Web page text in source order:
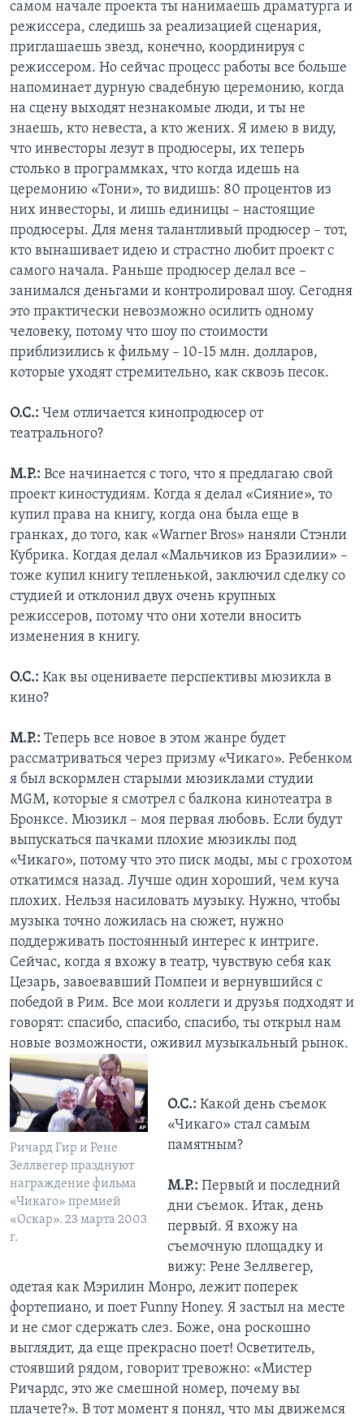
самом начале проекта ты нанимаешь драматурга и
режиссера, следишь за реализацией сценария,
приглашаешь звезд, конечно, координируя с
режиссером. Но сейчас процесс работы все больше
напоминает дурную свадебную церемонию, когда
на сцену выходят незнакомые люди, и ты не
знаешь, кто невеста, а кто жених. Я имею в виду,
что инвесторы лезут в продюсеры, их теперь
столько в программках, что когда идешь на
церемонию «Тони», то видишь: 80 процентов из
них инвесторы, и лишь единицы – настоящие
продюсеры. Для меня талантливый продюсер – тот,
кто вынашивает идею и страстно любит проект с
самого начала. Раньше продюсер делал все –
занимался деньгами и контролировал шоу. Сегодня
это практически невозможно осилить одному
человеку, потому что шоу по стоимости
приблизились к фильму – 10-15 млн. долларов,
которые уходят стремительно, как сквозь песок.
О.С.: Чем отличается кинопродюсер от
театрального?
М.Р.: Все начинается с того, что я предлагаю свой
проект киностудиям. Когда я делал «Сияние», то
купил права на книгу, когда она была еще в
гранках, до того, как «Warner Bros» наняли Стэнли
Кубрика. Когдая делал «Мальчиков из Бразилии» –
тоже купил книгу тепленькой, заключил сделку со
студией и отклонил двух очень крупных
режиссеров, потому что они хотели вносить
изменения в книгу.
О.С.: Как вы оцениваете перспективы мюзикла в
кино?
М.Р.: Теперь все новое в этом жанре будет
рассматриваться через призму «Чикаго». Ребенком
я был вскормлен старыми мюзиклами студии
MGM, которые я смотрел с балкона кинотеатра в
Бронксе. Мюзикл – моя первая любовь. Если будут
выпускаться пачками плохие мюзиклы под
«Чикаго», потому что это писк моды, мы с грохотом
откатимся назад. Лучше один хороший, чем куча
плохих. Нельзя насиловать музыку. Нужно, чтобы
музыка точно ложилась на сюжет, нужно
поддерживать постоянный интерес к интриге.
Сейчас, когда я вхожу в театр, чувствую себя как
Цезарь, завоевавший Помпеи и вернувшийся с
победой в Рим. Все мои коллеги и друзья подходят и
говорят: спасибо, спасибо, спасибо, ты открыл нам
новые возможности, оживил музыкальный рынок.
Ричард Гир и Рене
Зеллвегер празднуют
награждение фильма
«Чикаго» премией
«Оскар». 23 марта 2003
г.
О.С.: Какой день съемок
«Чикаго» стал самым
памятным?
М.Р.: Первый и последний
дни съемок. Итак, день
первый. Я вхожу на
съемочную площадку и
вижу: Рене Зеллвегер,
одетая как Мэрилин Монро, лежит поперек
фортепиано, и поет Funny Honey. Я застыл на месте
и не смог сдержать слез. Боже, она роскошно
выглядит, да еще прекрасно поет! Осветитель,
стоявший рядом, говорит тревожно: «Мистер
Ричардс, это же смешной номер, почему вы
плачете?». В тот момент я понял, что мы движемся